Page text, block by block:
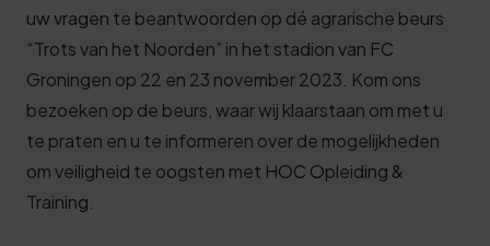
uw vragen te beantwoorden op dé agrarische beurs
“Trots van het Noorden” in het stadion van FC
Groningen op 22 en 23 november 2023. Kom ons
bezoeken op de beurs, waar wij klaarstaan om met u
te praten en u te informeren over de mogelijkheden
om veiligheid te oogsten met HOC Opleiding &
Training.